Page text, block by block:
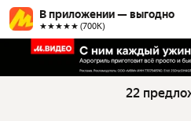
В приложении — выгодно
★★★★★ (700К)
22